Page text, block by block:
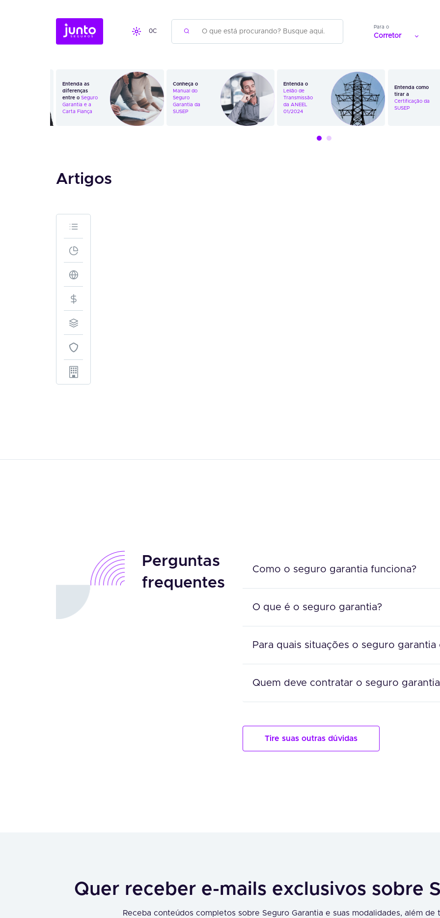
0C
Para o
Corretor
Entenda as
diferenças
entre o Seguro
Garantia e a
Carta Fiança
Conheça o
Manual do
Seguro
Garantia da
SUSEP
Entenda o
Leilão de
Transmissão
da ANEEL
01/2024
Entenda como
tirar a
Certificação da
SUSEP
Artigos
Perguntas
frequentes
Como o seguro garantia funciona?
O que é o seguro garantia?
Para quais situações o seguro garantia
Quem deve contratar o seguro
Tire suas outras dúvidas
Quer receber e-mails exclusivos sobre
Receba conteúdos completos sobre Seguro Garantia e suas modalidades, além de